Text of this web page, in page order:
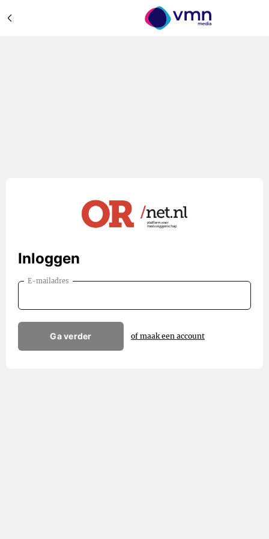
Inloggen
E-mailadres
Ga verder of maak een account